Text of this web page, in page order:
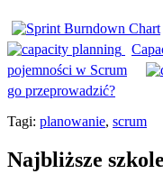
pojemności w Scrum
go przeprowadzić?
Tagi: planowanie, scrum
Najbliższe